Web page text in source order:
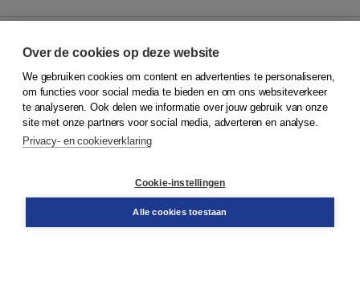
© 2026Koninklijke Boom uitgevers
Klantenservice
Service & informatie
Contact
Over de cookies op deze website
We gebruiken cookies om content en advertenties te personaliseren,
om functies voor social media te bieden en om ons websiteverkeer
te analyseren. Ook delen we informatie over jouw gebruik van onze
site met onze partners voor social media, adverteren en analyse.
Privacy- en cookieverklaring
Cookie-instellingen
Alle cookies toestaan